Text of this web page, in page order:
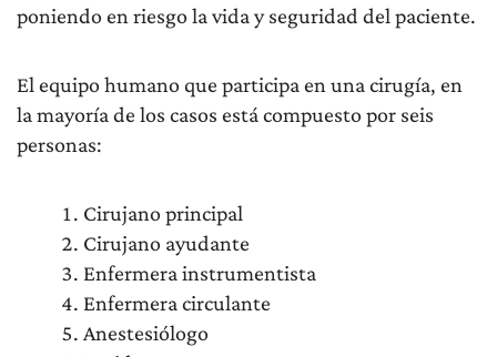
poniendo en riesgo la vida y seguridad del paciente.
El equipo humano que participa en una cirugía, en
la mayoría de los casos está compuesto por seis
personas:
Cirujano principal
Cirujano ayudante
Enfermera instrumentista
Enfermera circulante
Anestesiólogo